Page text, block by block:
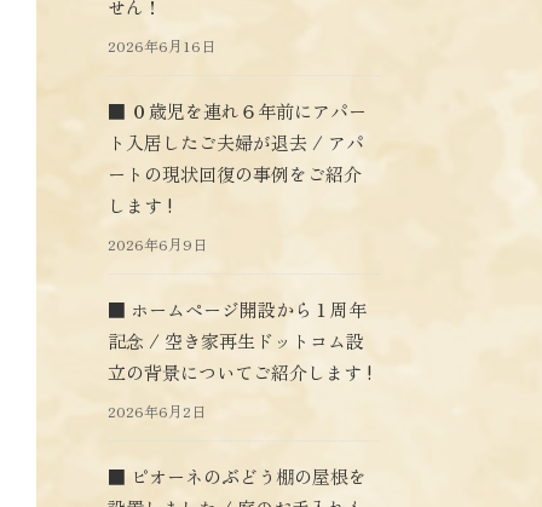
せん！
2026年6月16日
■ ０歳児を連れ６年前にアパー
ト入居したご夫婦が退去 / アパ
ートの現状回復の事例をご紹介
します !
2026年6月9日
■ ホームページ開設から１周年
記念 / 空き家再生ドットコム設
立の背景についてご紹介します !
2026年6月2日
■ ピオーネのぶどう棚の屋根を